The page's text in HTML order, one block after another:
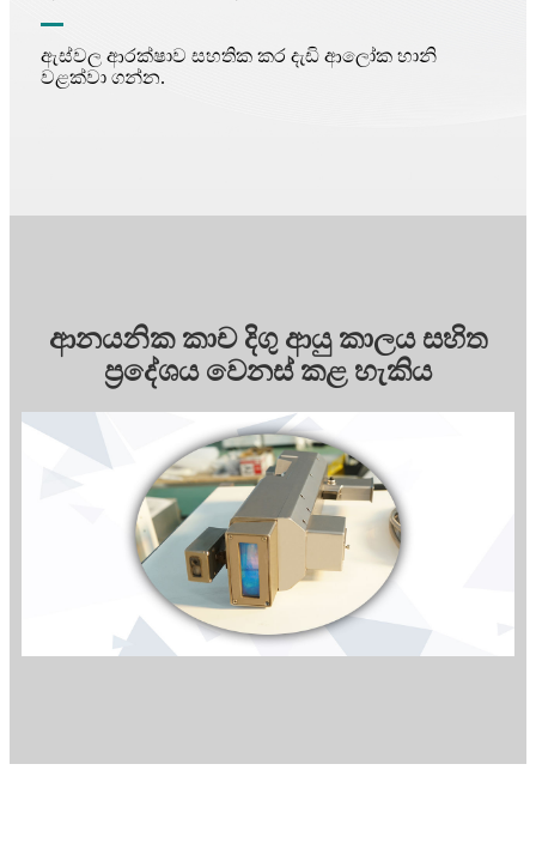
ඇස්වල ආරක්ෂාව සහතික කර දැඩි ආලෝක හානි
වළක්වා ගන්න.
ආනයනික කාච දිගු ආයු කාලය සහිත
ප්‍රදේශය වෙනස් කළ හැකිය